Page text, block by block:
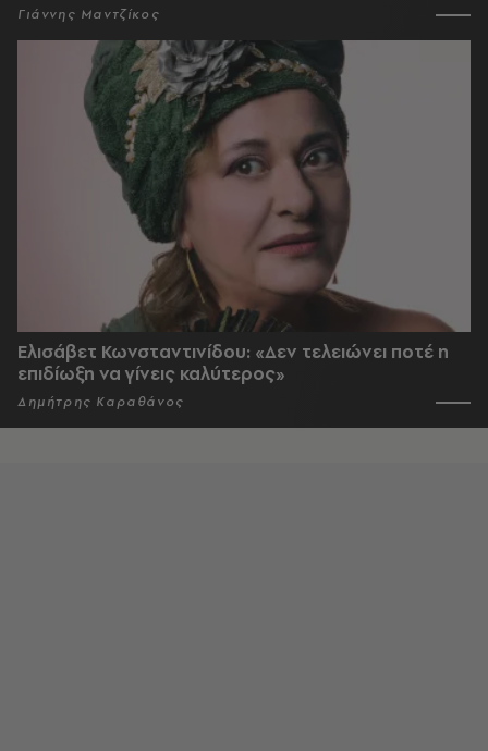
Γιάννης Μαντζίκος
Ελισάβετ Κωνσταντινίδου: «Δεν τελειώνει ποτέ η
επιδίωξη να γίνεις καλύτερος»
Δημήτρης Καραθάνος